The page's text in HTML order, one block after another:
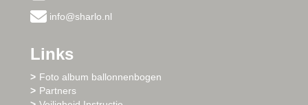
info@sharlo.nl
Links
Foto album ballonnenbogen
Partners